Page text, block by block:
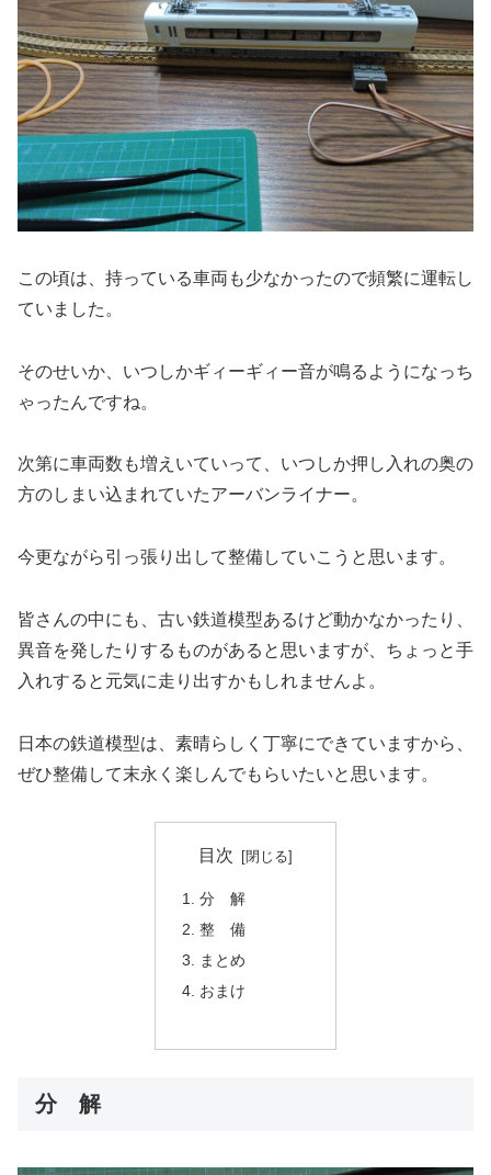
この頃は、持っている車両も少なかったので頻繁に運転し
ていました。
そのせいか、いつしかギィーギィー音が鳴るようになっち
ゃったんですね。
次第に車両数も増えいていって、いつしか押し入れの奥の
方のしまい込まれていたアーバンライナー。
今更ながら引っ張り出して整備していこうと思います。
皆さんの中にも、古い鉄道模型あるけど動かなかったり、
異音を発したりするものがあると思いますが、ちょっと手
入れすると元気に走り出すかもしれませんよ。
日本の鉄道模型は、素晴らしく丁寧にできていますから、
ぜひ整備して末永く楽しんでもらいたいと思います。
目次
分 解
整 備
まとめ
おまけ
分 解